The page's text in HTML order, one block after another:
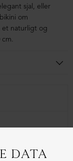
sjal, eller
om
et naturligt og